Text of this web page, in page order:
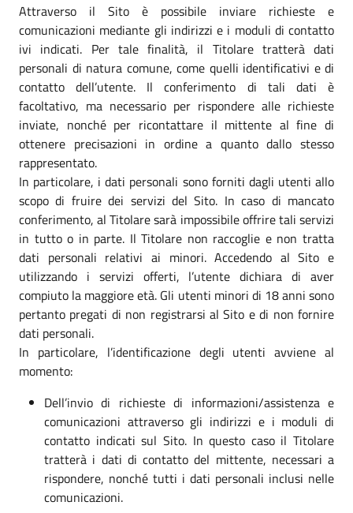
Attraverso il Sito è possibile inviare richieste e
comunicazioni mediante gli indirizzi e i moduli di contatto
ivi indicati. Per tale finalità, il Titolare tratterà dati
personali di natura comune, come quelli identificativi e di
contatto dell’utente. Il conferimento di tali dati è
facoltativo, ma necessario per rispondere alle richieste
inviate, nonché per ricontattare il mittente al fine di
ottenere precisazioni in ordine a quanto dallo stesso
rappresentato.
In particolare, i dati personali sono forniti dagli utenti allo
scopo di fruire dei servizi del Sito. In caso di mancato
conferimento, al Titolare sarà impossibile offrire tali servizi
in tutto o in parte. Il Titolare non raccoglie e non tratta
dati personali relativi ai minori. Accedendo al Sito e
utilizzando i servizi offerti, l’utente dichiara di aver
compiuto la maggiore età. Gli utenti minori di 18 anni sono
pertanto pregati di non registrarsi al Sito e di non fornire
dati personali.
In particolare, l’identificazione degli utenti avviene al
momento:
Dell’invio di richieste di informazioni/assistenza e
comunicazioni attraverso gli indirizzi e i moduli di
contatto indicati sul Sito. In questo caso il Titolare
tratterà i dati di contatto del mittente, necessari a
rispondere, nonché tutti i dati personali inclusi nelle
comunicazioni.